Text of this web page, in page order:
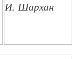
И. Шархан